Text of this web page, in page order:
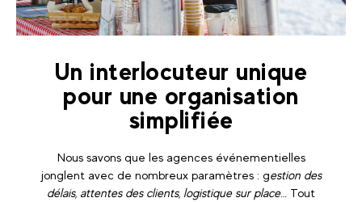
Un interlocuteur unique
pour une organisation
simplifiée
Nous savons que les agences événementielles
jonglent avec de nombreux paramètres : gestion des
délais, attentes des clients, logistique sur place…
Tout